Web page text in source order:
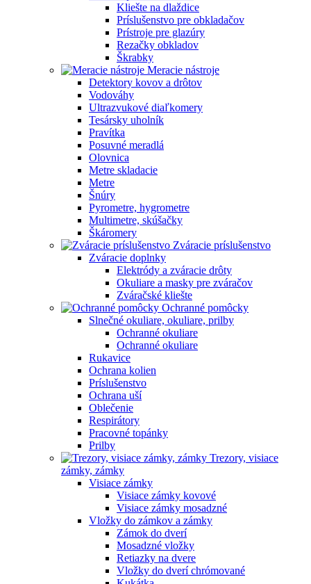
Kliešte na dlaždice
Príslušenstvo pre obkladačov
Prístroje pre glazúry
Rezačky obkladov
Škrabky
Meracie nástroje
Detektory kovov a drôtov
Vodováhy
Ultrazvukové diaľkomery
Tesársky uholník
Pravítka
Posuvné meradlá
Olovnica
Metre skladacie
Metre
Šnúry
Pyrometre, hygrometre
Multimetre, skúšačky
Škáromery
Zváracie príslušenstvo
Zváracie doplnky
Elektródy a zváracie drôty
Okuliare a masky pre zváračov
Zváračské kliešte
Ochranné pomôcky
Slnečné okuliare, okuliare, prilby
Ochranné okuliare
Ochranné okuliare
Rukavice
Ochrana kolien
Príslušenstvo
Ochrana uší
Oblečenie
Respirátory
Pracovné topánky
Prilby
Trezory, visiace
zámky, zámky
Visiace zámky
Visiace zámky kovové
Visiace zámky mosadzné
Vložky do zámkov a zámky
Zámok do dverí
Mosadzné vložky
Retiazky na dvere
Vložky do dverí chrómované